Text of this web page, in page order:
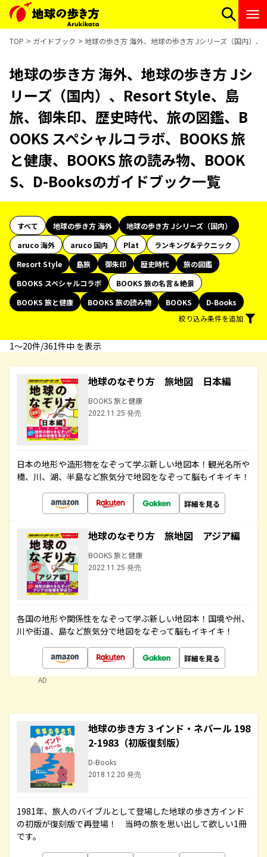
TOP ガイドブック 地球の歩き方 海外、地球の歩き方 Jシリーズ（国内）
地球の歩き方 海外、地球の歩き方 Jシ
リーズ（国内）、Resort Style、島
旅、御朱印、歴史時代、旅の図鑑、B
OOKS スペシャルコラボ、BOOKS 旅
と健康、BOOKS 旅の読み物、BOOK
S、D-Booksのガイドブック一覧
すべて 地球の歩き方 海外
地球の歩き方 Jシリーズ（国内）
aruco 海外
aruco 国内 Plat
ランキング&テクニック
Resort Style
島旅 御朱印 歴史時代
旅の図鑑
BOOKS スペシャルコラボ
BOOKS 旅の名言＆絶景
BOOKS 旅と健康
BOOKS 旅の読み物 BOOKS
D-Books
絞り込み条件を追加
1〜20件/361件中 を表示
地球のなぞり方 旅地図 日本編
BOOKS 旅と健康
2022.11.25 発売
日本の地形や造形物をなぞって学ぶ新しい地図本！観光名所や
橋、川、湖、半島など旅気分で地図をなぞって脳もイキイキ！
詳細を見る
地球のなぞり方 旅地図 アジア編
BOOKS 旅と健康
2022.11.25 発売
各国の地形や関係性をなぞって学ぶ新しい地図本！国境や州、
川や街道、島など旅気分で地図をなぞって脳もイキイキ！
詳細を見る
AD
地球の歩き方 3 インド・ネパール 198
2-1983（初版復刻版）
D-Books
2018.12.20 発売
1981年、旅人のバイブルとして登場した地球の歩き方インド
の初版が復刻版で再登場！ 当時の旅を思い出して欲しい1冊
です。